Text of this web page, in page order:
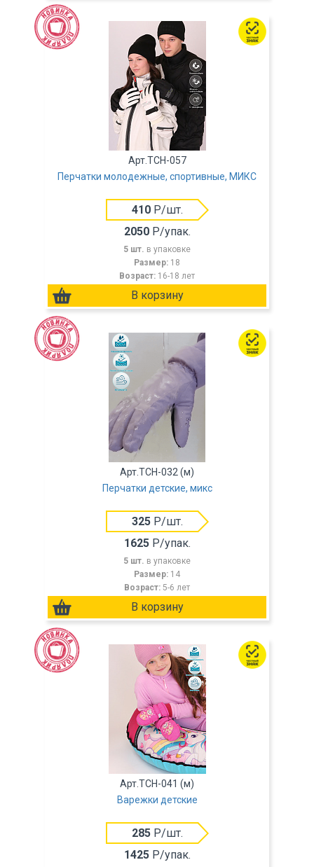
Арт.TCH-057
Перчатки молодежные, спортивные, МИКС
410Р/шт.
2050Р/упак.
5 шт. в упаковке
Размер: 18
Возраст: 16-18 лет
Арт.TCH-032 (м)
Перчатки детские, микс
325Р/шт.
1625Р/упак.
5 шт. в упаковке
Размер: 14
Возраст: 5-6 лет
Арт.TCH-041 (м)
Варежки детские
285Р/шт.
1425Р/упак.